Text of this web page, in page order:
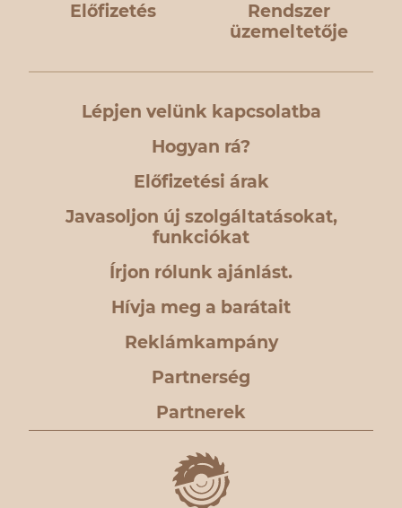
Előfizetés
Rendszer
üzemeltetője
Lépjen velünk kapcsolatba
Hogyan rá?
Előfizetési árak
Javasoljon új szolgáltatásokat,
funkciókat
Írjon rólunk ajánlást.
Hívja meg a barátait
Reklámkampány
Partnerség
Partnerek